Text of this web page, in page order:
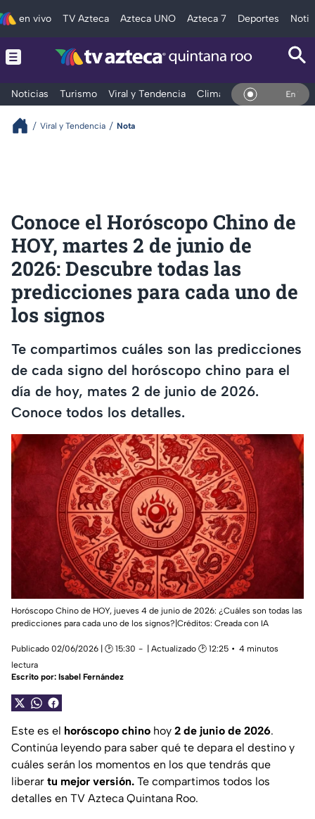
en vivo TV Azteca Azteca UNO Azteca 7 Deportes
Noticias Turismo Viral y Tendencia Clima Tráfico En Vivo
Viral y Tendencia Nota
Conoce el Horóscopo Chino de
HOY, martes 2 de junio de
2026: Descubre todas las
predicciones para cada uno de
los signos
Te compartimos cuáles son las predicciones
de cada signo del horóscopo chino para el
día de hoy, mates 2 de junio de 2026.
Conoce todos los detalles.
Horóscopo Chino de HOY, jueves 4 de junio de 2026: ¿Cuáles son todas las
predicciones para cada uno de los signos?|Créditos: Creada con IA
Publicado 02/06/2026 | 🕑 15:30 | Actualizado 🕑 12:25
4 minutos
lectura
Escrito por: Isabel Fernández
Este es el horóscopo chino hoy 2 de junio de 2026.
Continúa leyendo para saber qué te depara el destino y
cuáles serán los momentos en los que tendrás que
liberar tu mejor versión. Te compartimos todos los
detalles en TV Azteca Quintana Roo.